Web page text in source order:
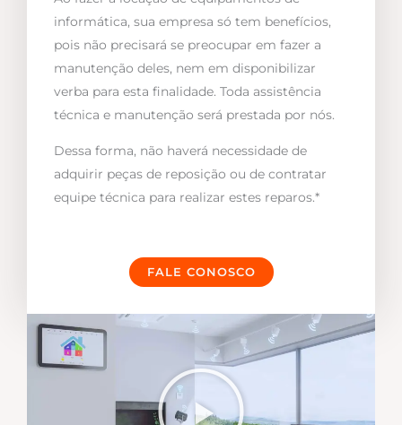
informática, sua empresa só tem benefícios,
pois não precisará se preocupar em fazer a
manutenção deles, nem em disponibilizar
verba para esta finalidade. Toda assistência
técnica e manutenção será prestada por nós.
Dessa forma, não haverá necessidade de
adquirir peças de reposição ou de contratar
equipe técnica para realizar estes reparos.*
FALE CONOSCO